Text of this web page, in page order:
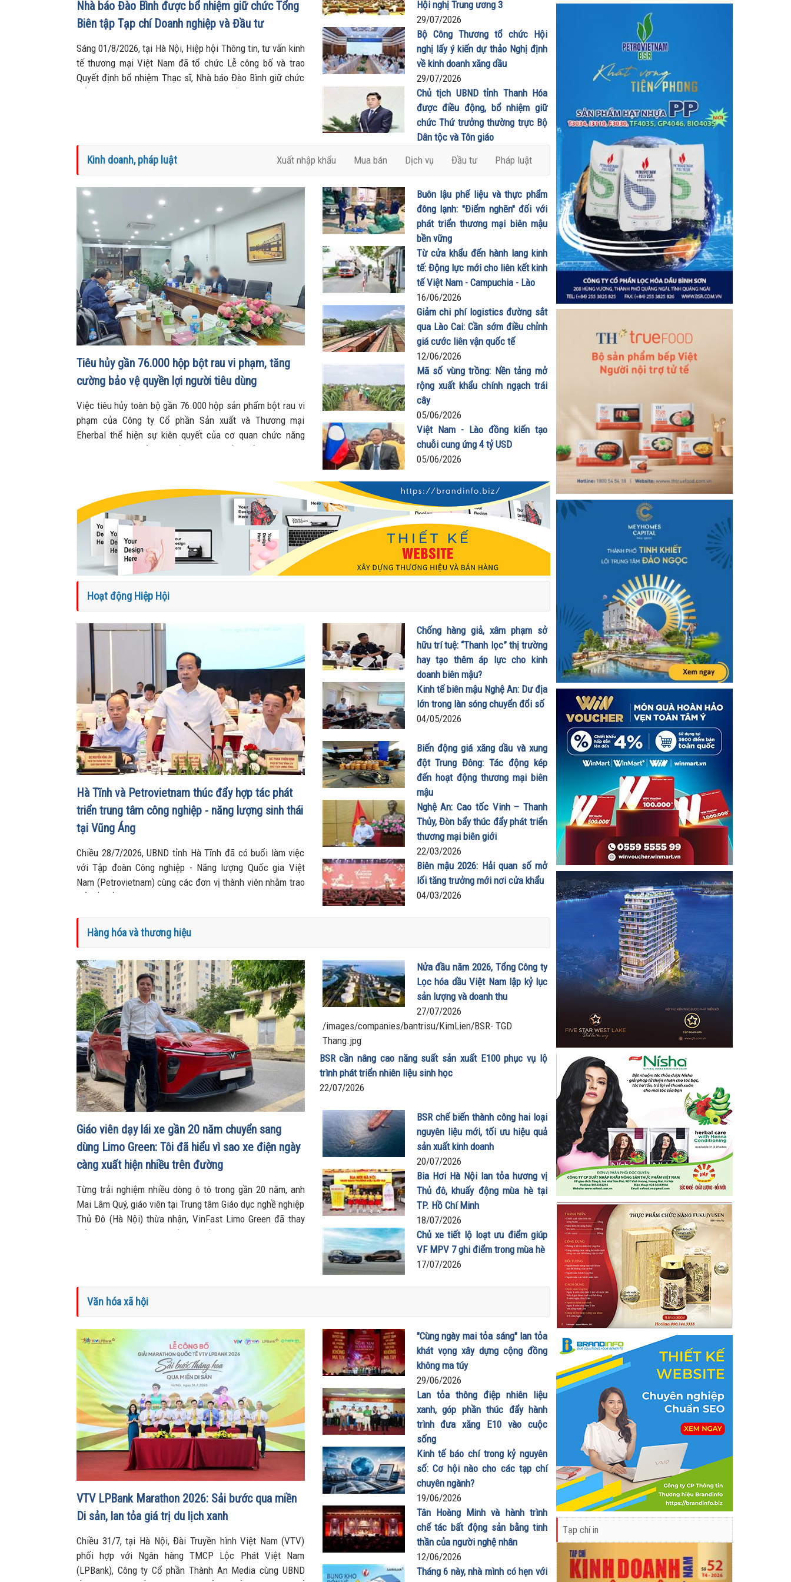
liên kết và quản lý
thông minh trong kỷ
nguyên số
Nhà báo Đào Bình được bổ nhiệm giữ chức Tổng
Biên tập Tạp chí Doanh nghiệp và Đầu tư
Sáng 01/8/2026, tại Hà Nội, Hiệp hội Thông tin, tư vấn kinh
tế thương mại Việt Nam đã tổ chức Lễ công bố và trao
Quyết định bổ nhiệm Thạc sĩ, Nhà báo Đào Bình giữ chức
Tổng Biên tập Tạp chí Doanh nghiệp và Đầu tư.
Hội nghị Trung ương 3
29/07/2026
Bộ Công Thương tổ chức Hội
nghị lấy ý kiến dự thảo Nghị định
về kinh doanh xăng dầu
29/07/2026
Chủ tịch UBND tỉnh Thanh Hóa
được điều động, bổ nhiệm giữ
chức Thứ trưởng thường trực Bộ
Dân tộc và Tôn giáo
Kinh doanh, pháp luật Xuất nhập khẩu Mua bán Dịch vụ Đầu tư Pháp luật
Tiêu hủy gần 76.000 hộp bột rau vi phạm, tăng
cường bảo vệ quyền lợi người tiêu dùng
Việc tiêu hủy toàn bộ gần 76.000 hộp sản phẩm bột rau vi
phạm của Công ty Cổ phần Sản xuất và Thương mại
Eherbal thể hiện sự kiên quyết của cơ quan chức năng
Buôn lậu phế liệu và thực phẩm
đông lạnh: "Điểm nghẽn" đối với
phát triển thương mại biên mậu
bền vững
27/06/2026
Từ cửa khẩu đến hành lang kinh
tế: Động lực mới cho liên kết kinh
tế Việt Nam - Campuchia - Lào
16/06/2026
Giảm chi phí logistics đường sắt
qua Lào Cai: Cần sớm điều chỉnh
giá cước liên vận quốc tế
12/06/2026
Mã số vùng trồng: Nền tảng mở
rộng xuất khẩu chính ngạch trái
cây
05/06/2026
Việt Nam - Lào đồng kiến tạo
chuỗi cung ứng 4 tỷ USD
05/06/2026
Hoạt động Hiệp Hội
Hà Tĩnh và Petrovietnam thúc đẩy hợp tác phát
triển trung tâm công nghiệp - năng lượng sinh thái
tại Vũng Áng
Chiều 28/7/2026, UBND tỉnh Hà Tĩnh đã có buổi làm việc
với Tập đoàn Công nghiệp - Năng lượng Quốc gia Việt
Nam (Petrovietnam) cùng các đơn vị thành viên nhằm trao
các văn kiện hợp tác quan trọng, mở ra định hướng phát
triển mới cho khu vực Bắc Trung Bộ.
Chống hàng giả, xâm phạm sở
hữu trí tuệ: “Thanh lọc” thị trường
hay tạo thêm áp lực cho kinh
doanh biên mậu?
12/05/2026
Kinh tế biên mậu Nghệ An: Dư địa
lớn trong làn sóng chuyển đổi số
04/05/2026
Biến động giá xăng dầu và xung
đột Trung Đông: Tác động kép
đến hoạt động thương mại biên
mậu
26/03/2026
Nghệ An: Cao tốc Vinh – Thanh
Thủy, Đòn bẩy thúc đẩy phát triển
thương mại biên giới
22/03/2026
Biên mậu 2026: Hải quan số mở
lối tăng trưởng mới nơi cửa khẩu
04/03/2026
Hàng hóa và thương hiệu
Giáo viên dạy lái xe gần 20 năm chuyển sang
dùng Limo Green: Tôi đã hiểu vì sao xe điện ngày
càng xuất hiện nhiều trên đường
Từng trải nghiệm nhiều dòng ô tô trong gần 20 năm, anh
Mai Lâm Quý, giáo viên tại Trung tâm Giáo dục nghề nghiệp
Thủ Đô (Hà Nội) thừa nhận, VinFast Limo Green đã thay
Nửa đầu năm 2026, Tổng Công ty
Lọc hóa dầu Việt Nam lập kỷ lục
sản lượng và doanh thu
27/07/2026
/images/companies/bantrisu/KimLien/BSR- TGD
Thang.jpg
BSR cần nâng cao năng suất sản xuất E100 phục vụ lộ
trình phát triển nhiên liệu sinh học
22/07/2026
BSR chế biến thành công hai loại
nguyên liệu mới, tối ưu hiệu quả
sản xuất kinh doanh
20/07/2026
Bia Hơi Hà Nội lan tỏa hương vị
Thủ đô, khuấy động mùa hè tại
TP. Hồ Chí Minh
18/07/2026
Chủ xe tiết lộ loạt ưu điểm giúp
VF MPV 7 ghi điểm trong mùa hè
17/07/2026
Văn hóa xã hội
VTV LPBank Marathon 2026: Sải bước qua miền
Di sản, lan tỏa giá trị du lịch xanh
Chiều 31/7, tại Hà Nội, Đài Truyền hình Việt Nam (VTV)
phối hợp với Ngân hàng TMCP Lộc Phát Việt Nam
(LPBank), Công ty Cổ phần Thành An Media cùng UBND
"Cùng ngày mai tỏa sáng" lan tỏa
khát vọng xây dựng cộng đồng
không ma túy
29/06/2026
Lan tỏa thông điệp nhiên liệu
xanh, góp phần thúc đẩy hành
trình đưa xăng E10 vào cuộc
sống
19/06/2026
Kinh tế báo chí trong kỷ nguyên
số: Cơ hội nào cho các tạp chí
chuyên ngành?
19/06/2026
Tân Hoàng Minh và hành trình
chế tác bất động sản bằng tinh
thần của người nghệ nhân
12/06/2026
Tháng 6 này, nhà mình có hẹn với
Tạp chí in
Previous Next